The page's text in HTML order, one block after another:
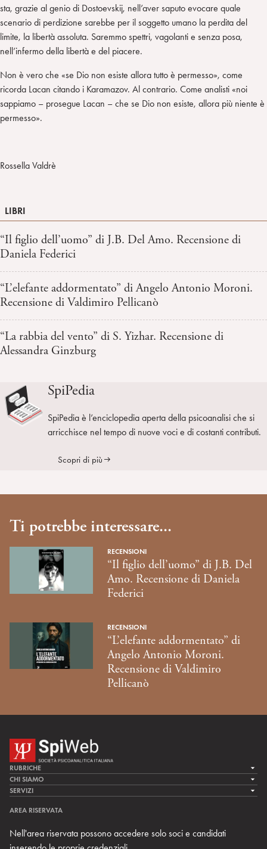
sta, grazie al genio di Dostoevskij, nell’aver saputo evocare quale
scenario di perdizione sarebbe per il soggetto umano la perdita del
limite, la libertà assoluta. Saremmo spettri, vagolanti e senza posa,
nell’infermo della libertà e del piacere.
Non è vero che «se Dio non esiste allora tutto è permesso», come
ricorda Lacan citando i Karamazov. Al contrario. Come analisti «noi
sappiamo – prosegue Lacan – che se Dio non esiste, allora più niente è
permesso».
Rossella Valdrè
LIBRI
“Il figlio dell’uomo” di J.B. Del Amo. Recensione di
Daniela Federici
“L’elefante addormentato” di Angelo Antonio Moroni.
Recensione di Valdimiro Pellicanò
“La rabbia del vento” di S. Yizhar. Recensione di
Alessandra Ginzburg
SpiPedia
SpiPedia è l’enciclopedia aperta della psicoanalisi che si
arricchisce nel tempo di nuove voci e di costanti contributi.
Scopri di più
Ti potrebbe interessare...
RECENSIONI
“Il figlio dell’uomo” di J.B. Del
Amo. Recensione di Daniela
Federici
RECENSIONI
“L’elefante addormentato” di
Angelo Antonio Moroni.
Recensione di Valdimiro
Pellicanò
RUBRICHE
LA CURA
LA RICERCA
MULTIMEDIA
CHI SIAMO
LA SPI
TEAM DI SPIWEB
CONTATTI
SERVIZI
ARCHIVIO STORICO
AREA RISERVATA
Nell'area riservata possono accedere solo soci e candidati